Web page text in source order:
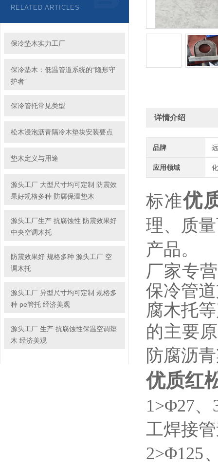
RELATED ARTICLES
保冷垫木实力工厂
保冷垫木：低温管道系统的“隐形守
护者”
保冷管托常见类型
松木浸泡沥青隔冷木垫块安装要点
垫木定义与用途
源头工厂 大型尺寸均可定制 防震效
果好规格多种 防腐保温垫木
源头工厂生产 抗腐蚀性 防震效果好
中央空调木托
防震效果好 规格多种 源头工厂 空
调木托
源头工厂 异型尺寸均可定制 规格多
种 pe管托 经济美观
源头工厂 生产 抗腐蚀性保温空调垫
木 经济美观
详情介绍
品牌
应用领域
标准优
理、质
产品。
厂家专
保冷管
腐木托
的主要
防腐沥
优质红
1>Φ27、
工焊接
2>Φ125